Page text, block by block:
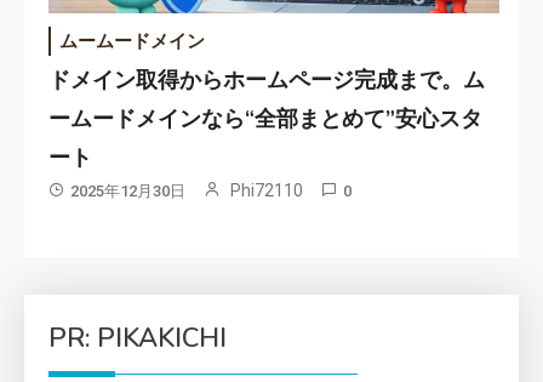
ムームードメイン
ドメイン取得からホームページ完成まで。ム
ームードメインなら“全部まとめて”安心スタ
ート
2025年12月30日 Phi72110 0
PR: PIKAKICHI